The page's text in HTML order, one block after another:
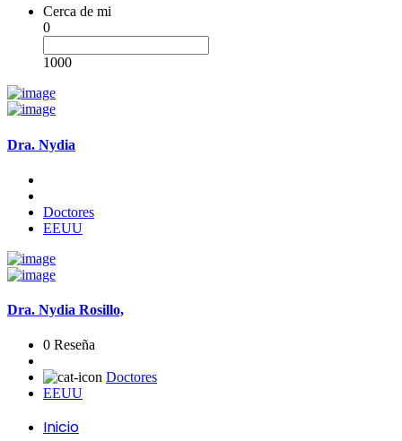
Cerca de mi
0
1000
Dra. Nydia
Doctores
EEUU
Dra. Nydia Rosillo,
0 Reseña
Doctores
EEUU
Inicio